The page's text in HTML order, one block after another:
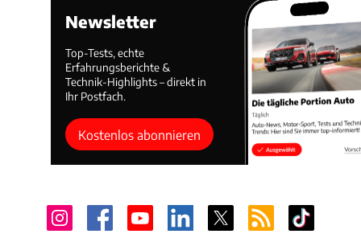
Newsletter
Top-Tests, echte
Erfahrungsberichte &
Technik-Highlights – direkt in
Ihr Postfach.
Kostenlos abonnieren